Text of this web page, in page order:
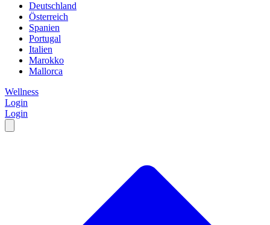
Deutschland
Österreich
Spanien
Portugal
Italien
Marokko
Mallorca
Wellness
Login
Login